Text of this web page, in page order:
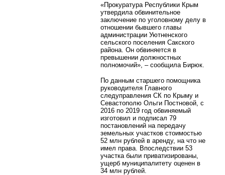
«Прокуратура Республики Крым
утвердила обвинительное
заключение по уголовному делу в
отношении бывшего главы
администрации Уютненского
сельского поселения Сакского
района. Он обвиняется в
превышении должностных
полномочий», – сообщила Бирюк.
По данным старшего помощника
руководителя Главного
следуправления СК по Крыму и
Севастополю Ольги Постновой, с
2016 по 2019 год обвиняемый
изготовил и подписал 79
постановлений на передачу
земельных участков стоимостью
52 млн рублей в аренду, на что не
имел права. Впоследствии 53
участка были приватизированы,
ущерб муниципалитету оценен в
34 млн рублей.